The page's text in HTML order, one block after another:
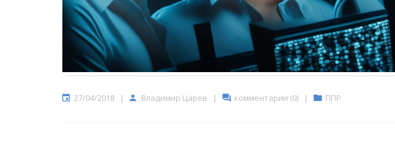
27/04/2018 | Владимир Царёв | комментарии (0) | ППР